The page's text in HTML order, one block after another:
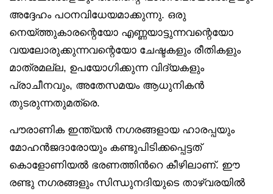
അദ്ദേഹം പഠനവിധേയമാക്കുന്നു. ഒരു
നെയ്ത്തുകാരന്റെയോ എണ്ണയാട്ടുന്നവന്റെയോ
വയലോരുക്കുന്നവന്റെയോ ചേഷ്ടകളും രീതികളും
മാത്രമല്ല, ഉപയോഗിക്കുന്ന വിദ്യകളും
പ്രാചീനവും, അതേസമയം ആധുനികൻ
തുടരുന്നതുമത്രെ.
പൗരാണിക ഇന്ത്യൻ നഗരങ്ങളായ ഹാരപ്പയും
മോഹൻജദാരോയും കണ്ടുപിടിക്കപ്പെട്ടത്
കൊളോണിയൽ ഭരണത്തിൻറെ കീഴിലാണ്. ഈ
രണ്ടു നഗരങ്ങളും സിന്ധുനദിയുടെ താഴ്വരയിൽ